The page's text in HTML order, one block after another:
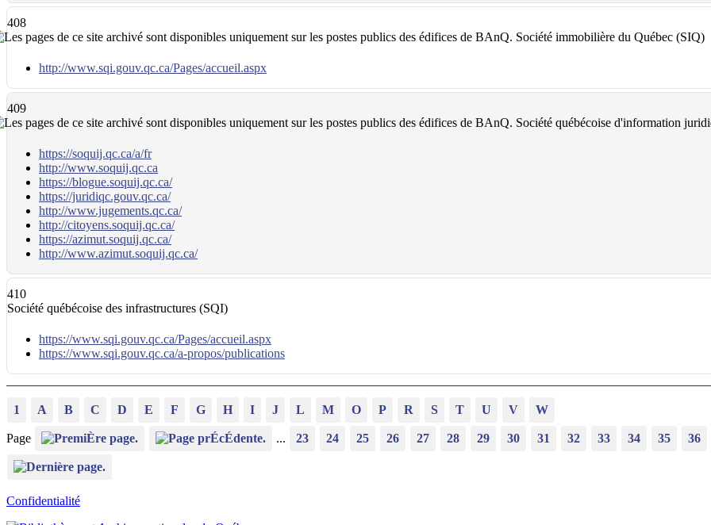
408
Société immobilière du Québec (SIQ)
http://www.sqi.gouv.qc.ca/Pages/accueil.aspx
409
Société québécoise d'information
https://soquij.qc.ca/a/fr
http://www.soquij.qc.ca
https://blogue.soquij.qc.ca/
https://juridiqc.gouv.qc.ca/
http://www.jugements.qc.ca/
http://citoyens.soquij.qc.ca/
https://azimut.soquij.qc.ca/
http://www.azimut.soquij.qc.ca/
410
Société québécoise des infrastructures (SQI)
https://www.sqi.gouv.qc.ca/Pages/accueil.aspx
https://www.sqi.gouv.qc.ca/a-propos/publications
1 A B C D E F G H I J L M O P R S T U V W
Page ... 23 24 25 26 27 28 29 30 31 32 33 34 35 36
Confidentialité